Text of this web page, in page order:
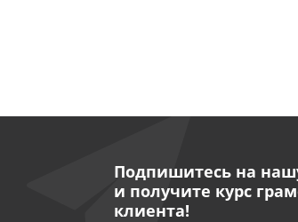
Подпишитесь на
и получите курс
клиента!